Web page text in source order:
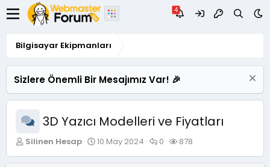
Bilgisayar Ekipmanları
Sizlere Önemli Bir Mesajımız Var! 🎉
3D Yazıcı Modelleri ve Fiyatları
K
Silinen Hesap
B
10 May 2024
C
0
G
878